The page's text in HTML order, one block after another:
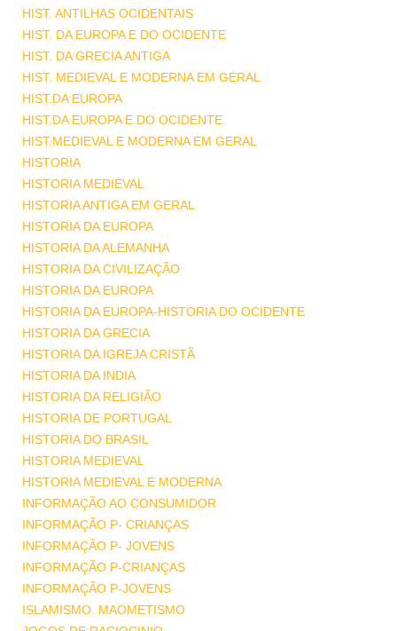
HIST. ANTILHAS OCIDENTAIS
HIST. DA EUROPA E DO OCIDENTE
HIST. DA GRECIA ANTIGA
HIST. MEDIEVAL E MODERNA EM GERAL
HIST.DA EUROPA
HIST.DA EUROPA E DO OCIDENTE
HIST.MEDIEVAL E MODERNA EM GERAL
HISTORIA
HISTORIA MEDIEVAL
HISTORIA ANTIGA EM GERAL
HISTORIA DA EUROPA
HISTORIA DA ALEMANHA
HISTORIA DA CIVILIZAÇÃO
HISTORIA DA EUROPA
HISTORIA DA EUROPA-HISTORIA DO OCIDENTE
HISTORIA DA GRECIA
HISTORIA DA IGREJA CRISTÃ
HISTORIA DA INDIA
HISTORIA DA RELIGIÃO
HISTORIA DE PORTUGAL
HISTORIA DO BRASIL
HISTORIA MEDIEVAL
HISTORIA MEDIEVAL E MODERNA
INFORMAÇÃO AO CONSUMIDOR
INFORMAÇÃO P- CRIANÇAS
INFORMAÇÃO P- JOVENS
INFORMAÇÃO P-CRIANÇAS
INFORMAÇÃO P-JOVENS
ISLAMISMO. MAOMETISMO